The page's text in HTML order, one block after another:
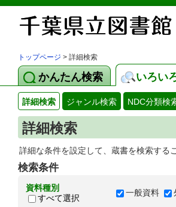
トップページ > 詳細検索
かんたん検索 いろい
詳細検索 ジャンル検索 NDC分類検
詳細検索
詳細な条件を設定して、蔵書を検索する
検索条件
資料種別
すべて選択
一般資料